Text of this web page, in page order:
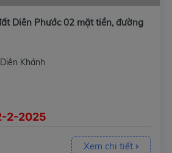
Diên Phước 02 mặt tiền, đường
Khánh
2-2025
Xem chi tiết